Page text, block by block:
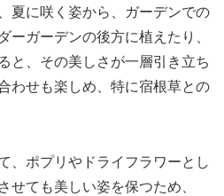
夏に咲く姿から、ガーデンでの
ーガーデンの後方に植えたり、
と、その美しさが一層引き立ち
わせも楽しめ、特に宿根草との
、ポプリやドライフラワーとし
せても美しい姿を保つため、